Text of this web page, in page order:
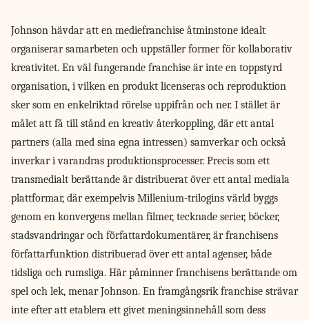
Johnson hävdar att en mediefranchise åtminstone idealt
organiserar samarbeten och uppställer former för kollaborativ
kreativitet. En väl fungerande franchise är inte en toppstyrd
organisation, i vilken en produkt licenseras och reproduktion
sker som en enkelriktad rörelse uppifrån och ner. I stället är
målet att få till stånd en kreativ återkoppling, där ett antal
partners (alla med sina egna intressen) samverkar och också
inverkar i varandras produktionsprocesser. Precis som ett
transmedialt berättande är distribuerat över ett antal mediala
plattformar, där exempelvis Millenium-trilogins värld byggs
genom en konvergens mellan filmer, tecknade serier, böcker,
stadsvandringar och författardokumentärer, är franchisens
författarfunktion distribuerad över ett antal agenser, både
tidsliga och rumsliga. Här påminner franchisens berättande om
spel och lek, menar Johnson. En framgångsrik franchise strävar
inte efter att etablera ett givet meningsinnehåll som dess